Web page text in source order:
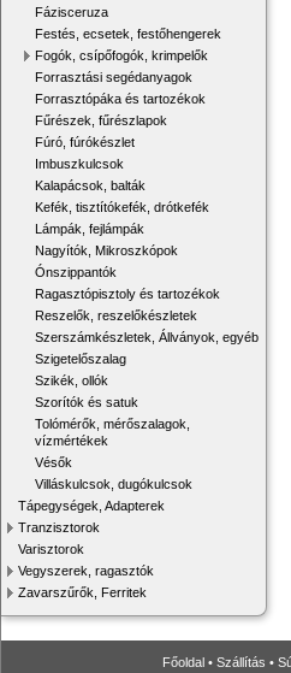
Fázisceruza
Festés, ecsetek, festőhengerek
Fogók, csípőfogók, krimpelők
Forrasztási segédanyagok
Forrasztópáka és tartozékok
Fűrészek, fűrészlapok
Fúró, fúrókészlet
Imbuszkulcsok
Kalapácsok, balták
Kefék, tisztítókefék, drótkefék
Lámpák, fejlámpák
Nagyítók, Mikroszkópok
Ónszippantók
Ragasztópisztoly és tartozékok
Reszelők, reszelőkészletek
Szerszámkészletek, Állványok, egyéb
Szigetelőszalag
Szikék, ollók
Szorítók és satuk
Tolómérők, mérőszalagok,
vízmértékek
Vésők
Villáskulcsok, dugókulcsok
Tápegységek, Adapterek
Tranzisztorok
Varisztorok
Vegyszerek, ragasztók
Zavarszűrők, Ferritek
Főoldal • Szállítás •